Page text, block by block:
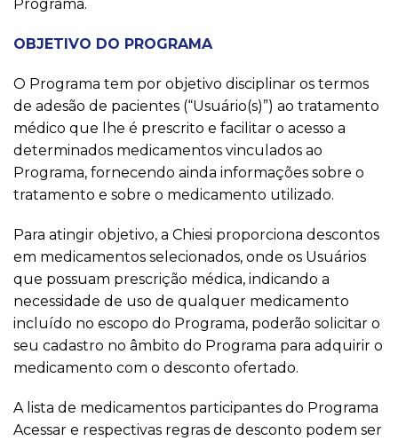
Programa.
OBJETIVO DO PROGRAMA
O Programa tem por objetivo disciplinar os termos
de adesão de pacientes (“Usuário(s)”) ao tratamento
médico que lhe é prescrito e facilitar o acesso a
determinados medicamentos vinculados ao
Programa, fornecendo ainda informações sobre o
tratamento e sobre o medicamento utilizado.
Para atingir objetivo, a Chiesi proporciona descontos
em medicamentos selecionados, onde os Usuários
que possuam prescrição médica, indicando a
necessidade de uso de qualquer medicamento
incluído no escopo do Programa, poderão solicitar o
seu cadastro no âmbito do Programa para adquirir o
medicamento com o desconto ofertado.
A lista de medicamentos participantes do Programa
Acessar e respectivas regras de desconto podem ser